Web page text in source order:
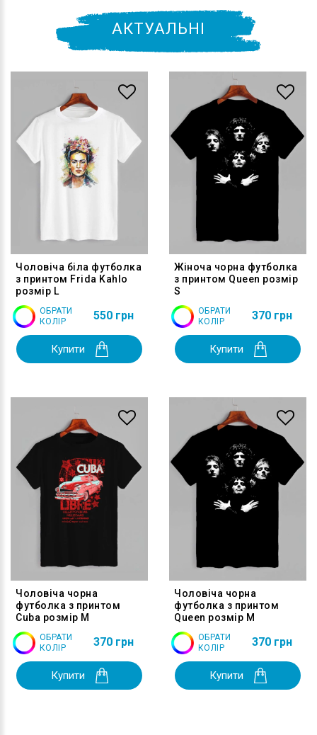
АКТУАЛЬНІ
Чоловіча біла футболка
з принтом Frida Kahlo
розмір L
ОБРАТИ
КОЛІР
550 грн
Купити
Жіноча чорна футболка
з принтом Queen розмір
S
ОБРАТИ
КОЛІР
370 грн
Купити
Чоловіча чорна
футболка з принтом
Cuba розмір M
ОБРАТИ
КОЛІР
370 грн
Купити
Чоловіча чорна
футболка з принтом
Queen розмір M
ОБРАТИ
КОЛІР
370 грн
Купити